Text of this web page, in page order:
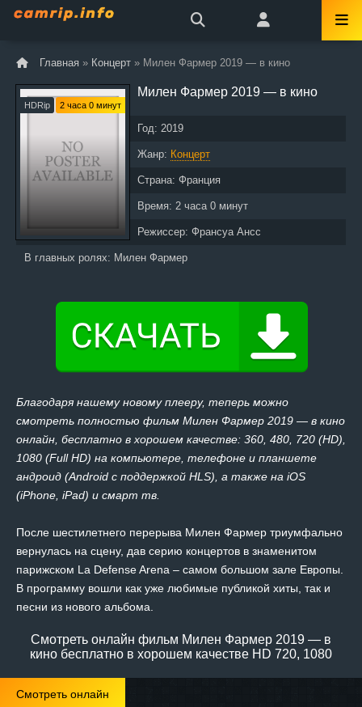
Главная » Концерт » Милен Фармер 2019 — в кино
HDRip 2 часа 0 минут
Милен Фармер 2019 — в кино
Год: 2019
Жанр: Концерт
Страна: Франция
Время: 2 часа 0 минут
Режиссер: Франсуа Ансс
В главных ролях: Милен Фармер
Благодаря нашему новому плееру, теперь можно
смотреть полностью фильм Милен Фармер 2019 — в кино
онлайн, бесплатно в хорошем качестве: 360, 480, 720 (HD),
1080 (Full HD) на компьютере, телефоне и планшете
андроид (Android с поддержкой HLS), а также на iOS
(iPhone, iPad) и смарт тв.
После шестилетнего перерыва Милен Фармер триумфально
вернулась на сцену, дав серию концертов в знаменитом
парижском La Defense Arena – самом большом зале Европы.
В программу вошли как уже любимые публикой хиты, так и
песни из нового альбома.
Смотреть онлайн фильм Милен Фармер 2019 — в
кино бесплатно в хорошем качестве HD 720, 1080
Смотреть онлайн